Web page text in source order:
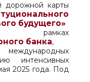
дорожной карты
будущего»
банка,
интенсивных
2025 года. Под